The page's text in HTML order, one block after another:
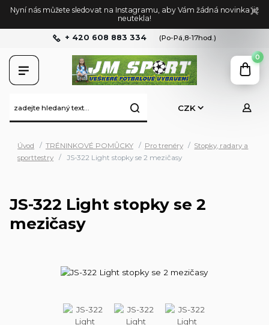
Nyní nás můžete sledovat na Instagramu, aby Vám žádná novinka již
neutekla!
CZK
+ 420 608 883 334 (Po-Pá,8-17hod.)
0
Úvod TRÉNINKOVÉ POMŮCKY Pro trenéry
Stopky, radary a
sporttestry
JS-322 Light stopky se 2 mezičasy
JS-322 Light stopky se 2
mezičasy